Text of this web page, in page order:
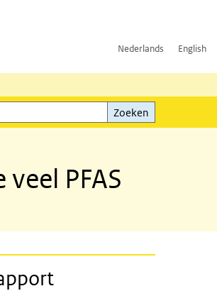
Nederlands English
Zoeken
PFAS